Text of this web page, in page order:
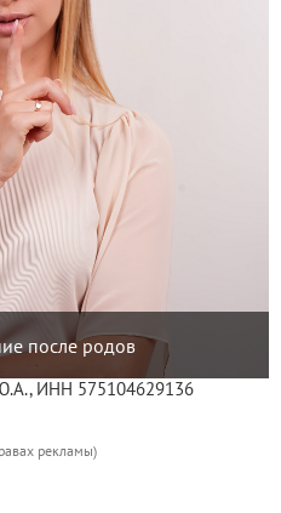
после родов
ИНН 575104629136
рекламы)